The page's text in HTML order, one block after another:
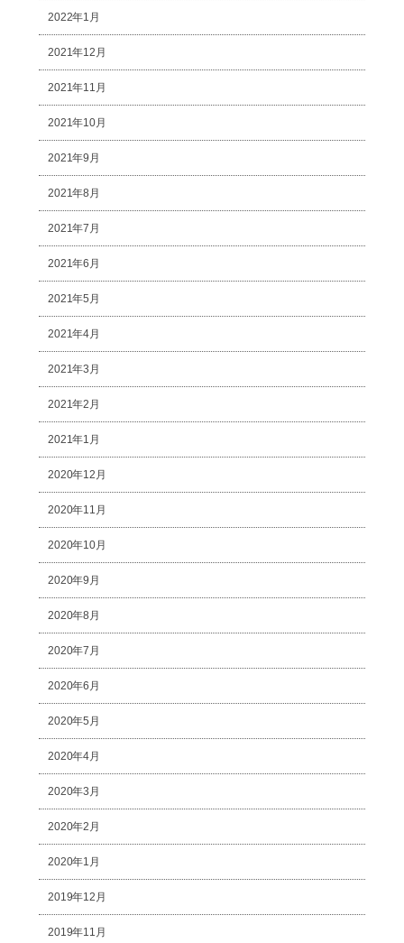
2022年1月
2021年12月
2021年11月
2021年10月
2021年9月
2021年8月
2021年7月
2021年6月
2021年5月
2021年4月
2021年3月
2021年2月
2021年1月
2020年12月
2020年11月
2020年10月
2020年9月
2020年8月
2020年7月
2020年6月
2020年5月
2020年4月
2020年3月
2020年2月
2020年1月
2019年12月
2019年11月